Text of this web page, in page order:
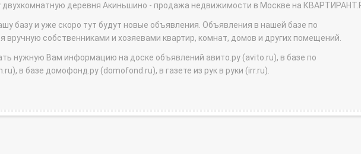
двухкомнатную деревня Акиньшино - продажа недвижимости в Москве на
базу и уже скоро тут будут новые объявления. Объявления в нашей базе по
собственниками и хозяевами квартир, комнат, домов и других помещений.
нужную Вам информацию на доске объявлений авито.ру (avito.ru), в базе по
в базе домофонд.ру (domofond.ru), в газете из рук в руки (irr.ru).